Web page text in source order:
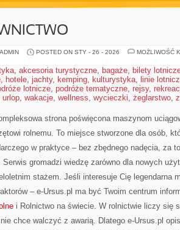
POSTED ON STY - 26 - 2026
MOŻLIWOŚĆ
, akcesoria turystyczne, bagaże, bilety
, hotele, jachty, kemping, kulturystyka, linie
lotnicze, podróże tematyczne, rejsy,
urlop, wakacje, wellness, wycieczki, żeglarstwo,
strona poświęcona maszynom
rolnemu. To miejsce stworzone dla osób,
w praktyce – bez zbędnego nadęcia, za
Serwis gromadzi wiedzę zarówno dla nowych
stażem. Jeśli interesuje Cię legendarna
– e-Ursus.pl ma być Twoim centrum
i Rolnictwo na świecie. W rolnictwie liczy się
chce walczyć z awarią. Dlatego e-Ursus.pl